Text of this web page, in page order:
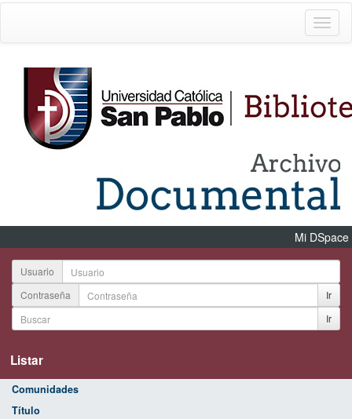
Mi DSpace
Usuario
Contraseña
Ir
Ir
Listar
Comunidades
Título